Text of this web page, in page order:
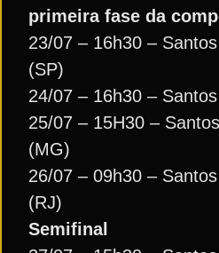
primeira fase da
23/07 – 16h30 – Santos
(SP)
24/07 – 16h30 –
25/07 – 15H30 –
(MG)
26/07 – 09h30 –
(RJ)
Semifinal